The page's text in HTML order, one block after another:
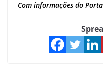
Com informações do